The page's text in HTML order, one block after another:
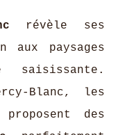
révèle ses
aux paysages
saisissante.
Blanc, les
des